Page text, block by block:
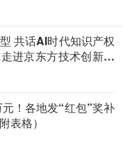
共话AI时代知识产权
进京东方技术创新中
！各地发“红包”奖补
表格）